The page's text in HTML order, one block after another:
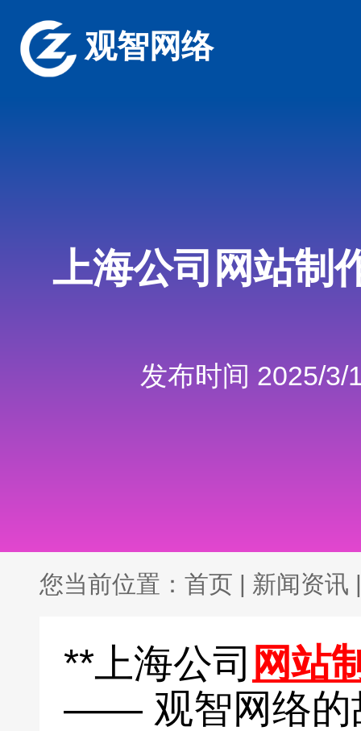
观智网络
上海公司网站制
发布时间 2025/3/
您当前位置： 首页 | 新闻资讯 |
**上海公司 网站
—— 观智网络的